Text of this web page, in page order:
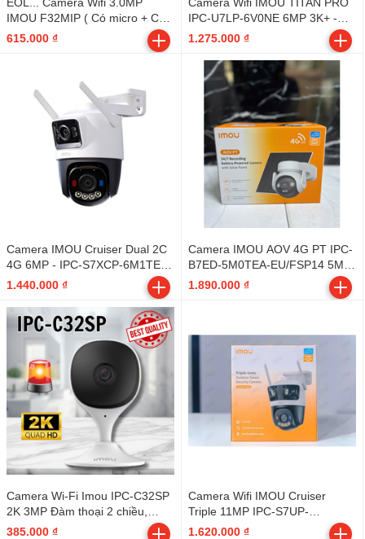
IMOU F32MIP ( Có micro + Có
Loa + hỗ trợ Đàm thoại 2 chiều
615.000 ₫
IPC-U7LP-6V0NE 6MP 3K+ -
Outdoor
1.275.000 ₫
Camera IMOU Cruiser Dual 2C
4G 6MP - IPC-S7XCP-6M1TED-
EU - Outdoor
1.440.000 ₫
Camera IMOU AOV 4G PT IPC-
B7ED-5M0TEA-EU/FSP14 5MP
4G - Outdoor
1.890.000 ₫
Camera Wi-Fi Imou IPC-C32SP
2K 3MP Đàm thoại 2 chiều,
Hồng ngoại tầm xa 10m - Indoor
385.000 ₫
Camera Wifi IMOU Cruiser
Triple 11MP IPC-S7UP-
11M0WED (5MP + 3MP+ 3MP) -
1.620.000 ₫